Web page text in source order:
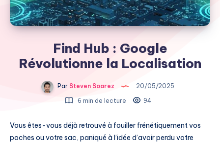
Find Hub : Google
Révolutionne la Localisation
ParSteven Soarez
20/05/2025
6 min de lecture
94
Vous êtes-vous déjà retrouvé à fouiller frénétiquement vos
poches ou votre sac, paniqué à l’idée d’avoir perdu votre